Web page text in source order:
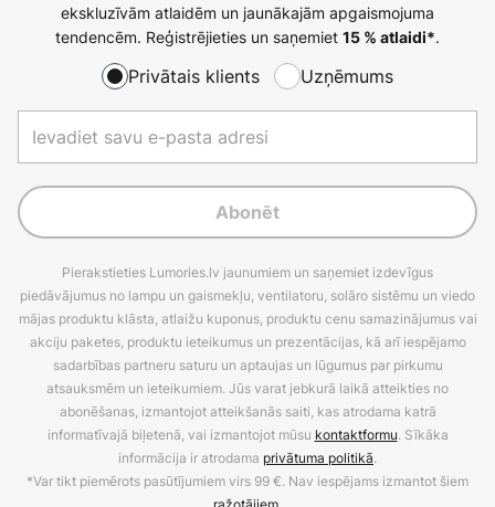
ekskluzīvām atlaidēm un jaunākajām apgaismojuma
tendencēm. Reģistrējieties un saņemiet 15 % atlaidi*.
Privātais klients Uzņēmums
Abonēt
Pierakstieties Lumories.lv jaunumiem un saņemiet izdevīgus
piedāvājumus no lampu un gaismekļu, ventilatoru, solāro sistēmu un viedo
mājas produktu klāsta, atlaižu kuponus, produktu cenu samazinājumus vai
akciju paketes, produktu ieteikumus un prezentācijas, kā arī iespējamo
sadarbības partneru saturu un aptaujas un lūgumus par pirkumu
atsauksmēm un ieteikumiem. Jūs varat jebkurā laikā atteikties no
abonēšanas, izmantojot atteikšanās saiti, kas atrodama katrā
informatīvajā biļetenā, vai izmantojot mūsu kontaktformu. Sīkāka
informācija ir atrodama privātuma politikā.
*Var tikt piemērots pasūtījumiem virs 99 €. Nav iespējams izmantot šiem